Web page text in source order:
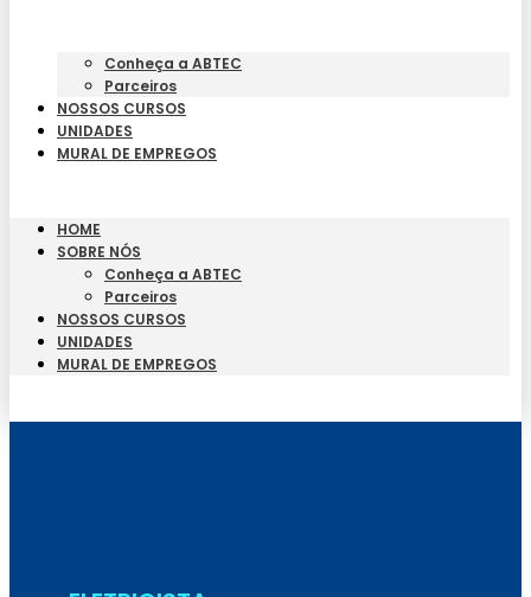
Conheça a ABTEC
Parceiros
NOSSOS CURSOS
UNIDADES
MURAL DE EMPREGOS
HOME
SOBRE NÓS
Conheça a ABTEC
Parceiros
NOSSOS CURSOS
UNIDADES
MURAL DE EMPREGOS